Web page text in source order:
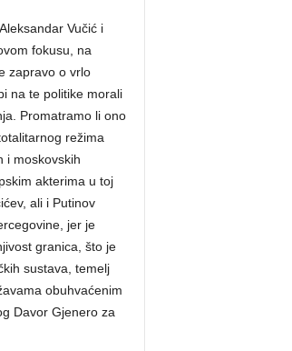
Vučić i
fokusu, na
zapravo o vrlo
na te politike morali
Promatramo li ono
režima
i moskovskih
akterima u toj
ali i Putinov
jer je
granica, što je
sustava, temelj
obuhvaćenim
Davor Gjenero za